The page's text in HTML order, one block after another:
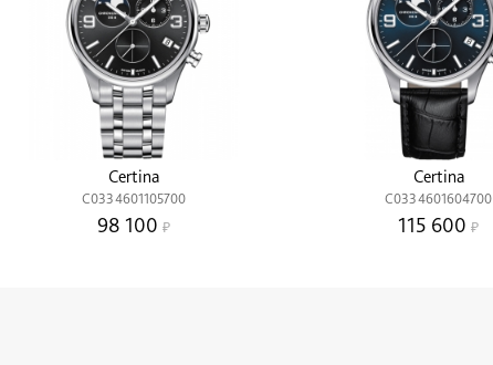
Certina
C0334601105700
98 100
Certina
C0334601604700
115 600